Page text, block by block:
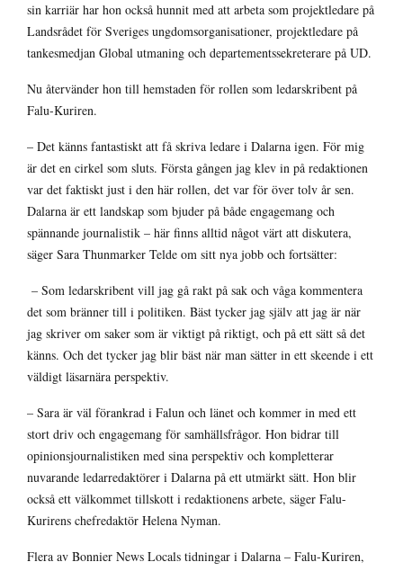
sin karriär har hon också hunnit med att arbeta som projektledare på
Landsrådet för Sveriges ungdomsorganisationer, projektledare på
tankesmedjan Global utmaning och departementssekreterare på UD.
Nu återvänder hon till hemstaden för rollen som ledarskribent på
Falu-Kuriren.
– Det känns fantastiskt att få skriva ledare i Dalarna igen. För mig
är det en cirkel som sluts. Första gången jag klev in på redaktionen
var det faktiskt just i den här rollen, det var för över tolv år sen.
Dalarna är ett landskap som bjuder på både engagemang och
spännande journalistik – här finns alltid något värt att diskutera,
säger Sara Thunmarker Telde om sitt nya jobb och fortsätter:
– Som ledarskribent vill jag gå rakt på sak och våga kommentera
det som bränner till i politiken. Bäst tycker jag själv att jag är när
jag skriver om saker som är viktigt på riktigt, och på ett sätt så det
känns. Och det tycker jag blir bäst när man sätter in ett skeende i ett
väldigt läsarnära perspektiv.
– Sara är väl förankrad i Falun och länet och kommer in med ett
stort driv och engagemang för samhällsfrågor. Hon bidrar till
opinionsjournalistiken med sina perspektiv och kompletterar
nuvarande ledarredaktörer i Dalarna på ett utmärkt sätt. Hon blir
också ett välkommet tillskott i redaktionens arbete, säger Falu-
Kurirens chefredaktör Helena Nyman.
Flera av Bonnier News Locals tidningar i Dalarna – Falu-Kuriren,